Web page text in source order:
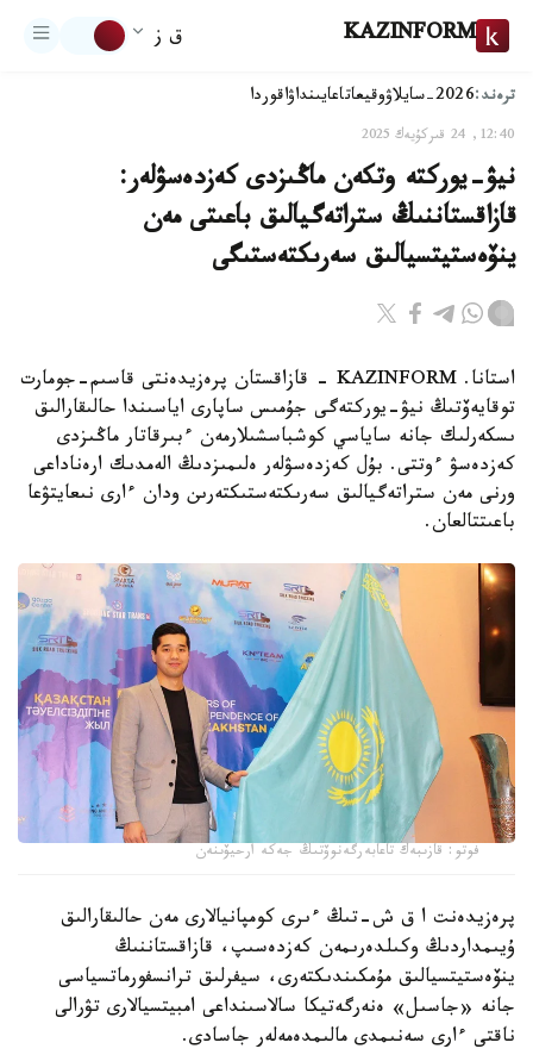
KAZINFORM ق ز
ترەند:2026-سايلاۋ وقيعاتاعايىنداۋاقوردا
12:40, 24 قىركۇيەك 2025
نيۋ-يوركتە وتكەن ماڭىزدى كەزدەسۋلەر:
قازاقستاننىڭ ستراتەگيالىق باعىتى مەن
ينۆەستيتسيالىق سەرىكتەستىگى
استانا. KAZINFORM - قازاقستان پرەزيدەنتى قاسىم-جومارت
توقايەۆتىڭ نيۋ-يوركتەگى جۇمىس ساپارى اياسىندا حالىقارالىق
ىسكەرلىك جانە ساياسي كوشباسشىلارمەن ءبىرقاتار ماڭىزدى
كەزدەسۋ ءوتتى. بۇل كەزدەسۋلەر ەلىمىزدىڭ الەمدىك ارەناداعى
ورنى مەن ستراتەگيالىق سەرىكتەستىكتەرىن ودان ءارى نىعايتۋعا
باعىتتالعان.
فوتو: قازىبەك تاعابەرگەنوۆتىڭ جەكە ارحيۆىنەن
پرەزيدەنت ا ق ش-تىڭ ءىرى كومپانيالارى مەن حالىقارالىق
ۇيىمداردىڭ وكىلدەرىمەن كەزدەسىپ، قازاقستاننىڭ
ينۆەستيتسيالىق مۇمكىندىكتەرى، سيفرلىق ترانسفورماتسياسى
جانە «جاسىل» ەنەرگەتيكا سالاسىنداعى امبيتسيالارى تۋرالى
ناقتى ءارى سەنىمدى مالىمدەمەلەر جاسادى.